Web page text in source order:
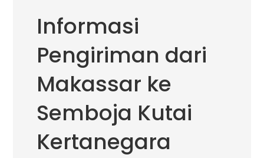
Informasi
Pengiriman dari
Makassar ke
Semboja Kutai
Kertanegara